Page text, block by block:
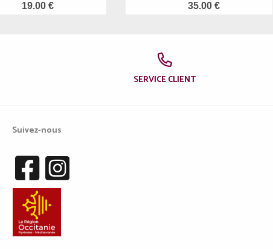
19.00 € 35.00 €
SERVICE CLIENT
Suivez-nous